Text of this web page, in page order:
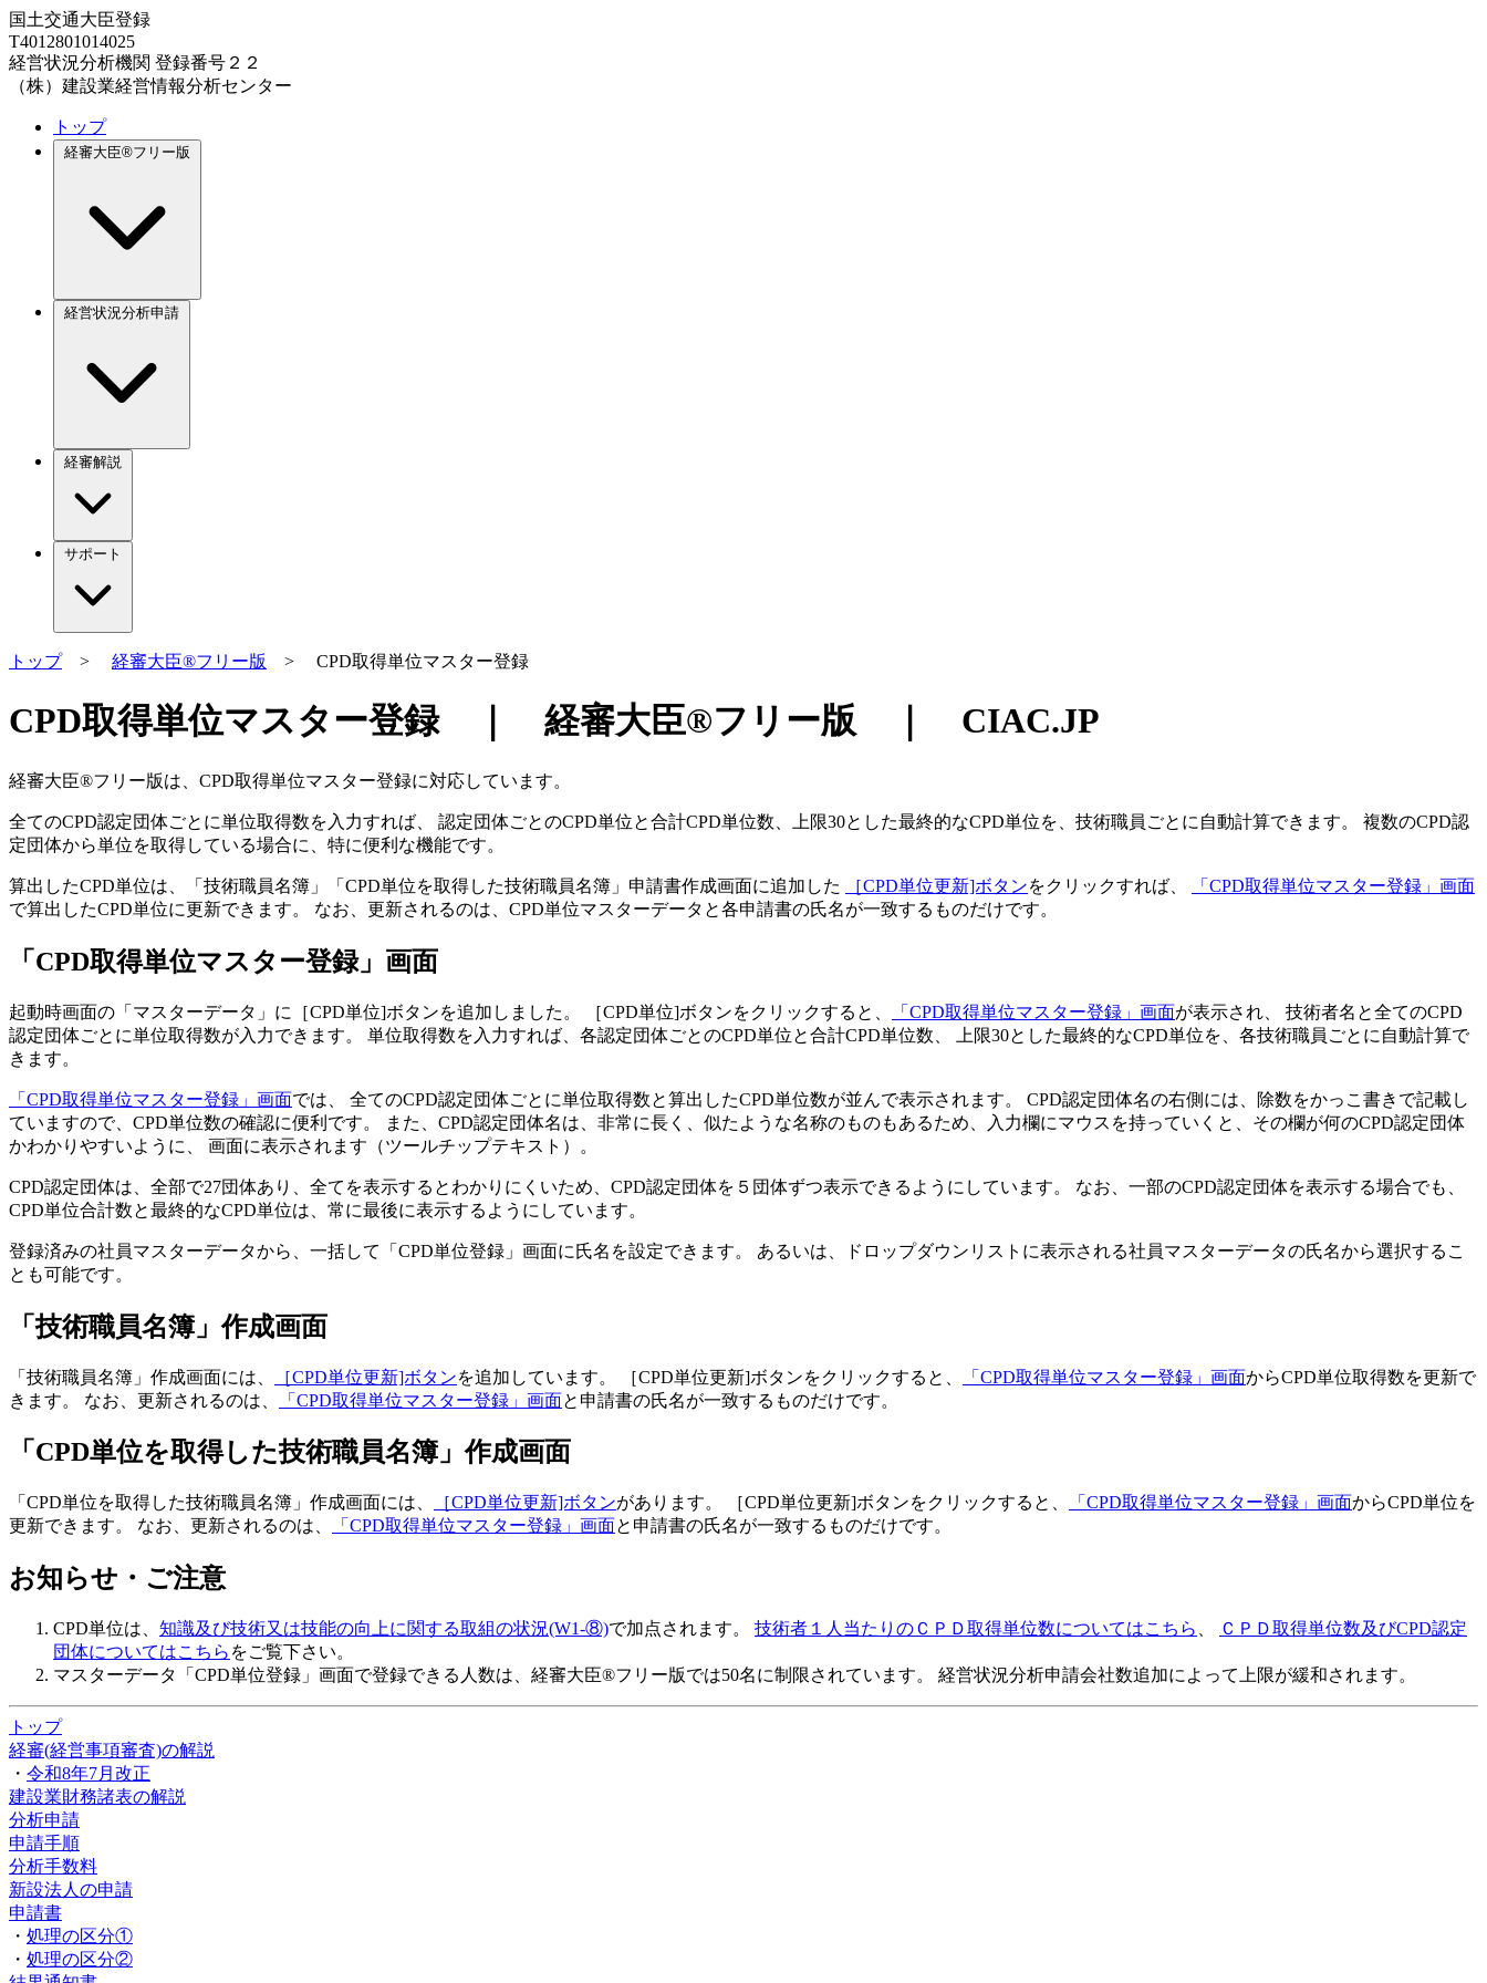
国土交通大臣登録
T4012801014025
経営状況分析機関 登録番号２２
（株）建設業経営情報分析センター
トップ
経審大臣®フリー版
経営状況分析申請
経審解説
サポート
トップ> 経審大臣®フリー版 > CPD取得単位マスター登録
CPD取得単位マスター登録 ｜ 経審大臣®フリー版 ｜ CIAC.JP
経審大臣®フリー版は、CPD取得単位マスター登録に対応しています。
全てのCPD認定団体ごとに単位取得数を入力すれば、 認定団体ごとのCPD単位と合計CPD単位数、上限30とした最終的なCPD単位を、 技術職員ごとに自動計算できます。 複数のCPD認
定団体から単位を取得している場合に、特に便利な機能です。
算出したCPD単位は、「技術職員名簿」「CPD単位を取得した技術職員名簿」申請書作成画面に追加した ［CPD単位更新]ボタンをクリックすれば、
「CPD取得単位マスター登録」画面
で算出したCPD単位に更新できます。 なお、更新されるのは、CPD単位マスターデータと各申請書の氏名が一致するものだけです。
「CPD取得単位マスター登録」画面
起動時画面の「マスターデータ」に ［CPD単位]ボタンを追加 しました。 ［CPD単位]ボタンをクリックすると、 「CPD取得単位マスター登録」画面が表示され、 技術者名と全てのCPD
認定団体ごとに単位取得数が入力できます。 単位取得数を入力すれば、各認定団体ごとのCPD単位と合計CPD単位数、
上限30とした最終的なCPD単位を、各技術職員ごとに自動計算で
きます。
「CPD取得単位マスター登録」画面では、 全てのCPD認定団体ごとに単位取得数と算出したCPD単位数が並んで表示されます。 CPD認定団体名の右側には、 除数をかっこ書きで記載し
ていますので、CPD単位数の確認に便利です。 また、CPD認定団体名は、非常に長く、似たような名称のものもあるため、入力欄にマウスを持っていくと、その欄が何のCPD認定団体
かわかりやすいように、 画面に表示されます（ツールチップテキスト）。
CPD認定団体は、全部で27団体あり、全てを表示するとわかりにくいため、 CPD認定団体を５団体ずつ表示できるようにしています。 なお、一部のCPD認定団体を表示する場合でも、
CPD単位合計数と最終的なCPD単位は、常に最後に表示するようにしています。
登録済みの社員マスターデータから、一括して「CPD単位登録」画面に氏名を設定できます。 あるいは、ドロップダウンリストに表示される社員マスターデータの氏名から選択するこ
とも可能です。
「技術職員名簿」作成画面
「技術職員名簿」作成画面には、 ［CPD単位更新]ボタンを追加しています。 ［CPD単位更新]ボタンをクリックすると、 「CPD取得単位マスター登録」画面からCPD単位取得数を更新で
きます。 なお、更新されるのは、
「CPD取得単位マスター登録」画面と申請書の氏名が一致するものだけです。
「CPD単位を取得した技術職員名簿」作成画面
「CPD単位を取得した技術職員名簿」作成画面には、 ［CPD単位更新]ボタンがあります。 ［CPD単位更新]ボタンをクリックすると、 「CPD取得単位マスター登録」画面からCPD単位を
更新できます。 なお、更新されるのは、
「CPD取得単位マスター登録」画面と申請書の氏名が一致するものだけです。
お知らせ・ご注意
CPD単位は、 知識及び技術又は技能の向上に関する取組の状況(W1-⑧)で加点されます。 技術者１人当たりのＣＰＤ取得単位数についてはこちら
ＣＰＤ取得単位数及びCPD認定
団体についてはこちら をご覧下さい。
マスターデータ「CPD単位登録」画面で登録できる人数は、経審大臣®フリー版では50名に制限されています。 経営状況分析申請会社数追加によって上限が緩和されます。
トップ
経審(経営事項審査)の解説
・ 令和8年7月改正
建設業財務諸表の解説
分析申請
申請手順
分析手数料
新設法人の申請
申請書
・ 処理の区分①
・ 処理の区分②